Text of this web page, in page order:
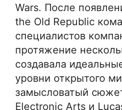
Wars. После
the Old Republic
специалистов
протяжение
создавала
уровни открытого
замысловатый
Electronic Arts и